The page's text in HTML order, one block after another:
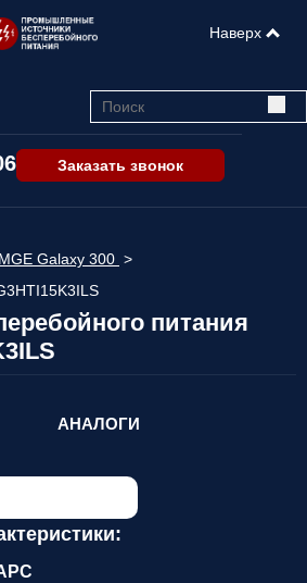
Заказать звонок
Galaxy 300 >
питания
АНАЛОГИ
Наверх